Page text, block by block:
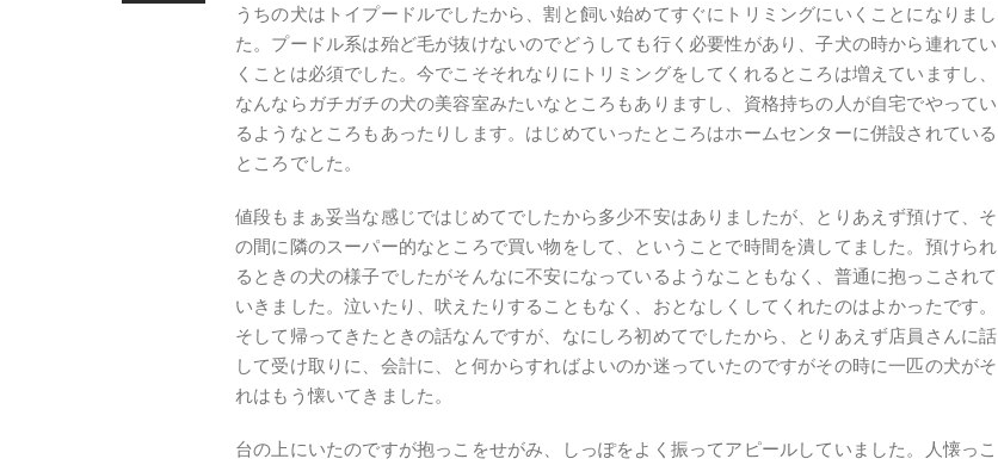
うちの犬はトイプードルでしたから、割と飼い始めてすぐにトリミングにいくことになりまし
た。プードル系は殆ど毛が抜けないのでどうしても行く必要性があり、子犬の時から連れてい
くことは必須でした。今でこそそれなりにトリミングをしてくれるところは増えていますし、
なんならガチガチの犬の美容室みたいなところもありますし、資格持ちの人が自宅でやってい
るようなところもあったりします。はじめていったところはホームセンターに併設されている
ところでした。
値段もまぁ妥当な感じではじめてでしたから多少不安はありましたが、とりあえず預けて、そ
の間に隣のスーパー的なところで買い物をして、ということで時間を潰してました。預けられ
るときの犬の様子でしたがそんなに不安になっているようなこともなく、普通に抱っこされて
いきました。泣いたり、吠えたりすることもなく、おとなしくしてくれたのはよかったです。
そして帰ってきたときの話なんですが、なにしろ初めてでしたから、とりあえず店員さんに話
して受け取りに、会計に、と何からすればよいのか迷っていたのですがその時に一匹の犬がそ
れはもう懐いてきました。
台の上にいたのですが抱っこをせがみ、しっぽをよく振ってアピールしていました。人懐っこ